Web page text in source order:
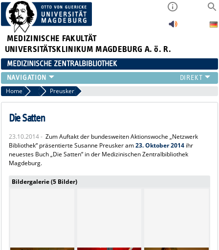
MEDIZINISCHE FAKULTÄT
UNIVERSITÄTSKLINIKUM MAGDEBURG A. ö. R.
MEDIZINISCHE ZENTRALBIBLIOTHEK
LITERATURSUCHE
SERVICE
INFORMATIONSKOMPETENZ
PUBLIZIEREN
NEU HIER?
SUCHE A-Z
Home 2014 Preusker
Die Satten
23.10.2014 - Zum Auftakt der bundesweiten Aktionswoche „Netzwerk
Bibliothek“ präsentierte Susanne Preusker am23. Oktober 2014ihr
neuestes Buch „Die Satten“ in der Medizinischen Zentralbibliothek
Magdeburg.
Bildergalerie (5 Bilder)